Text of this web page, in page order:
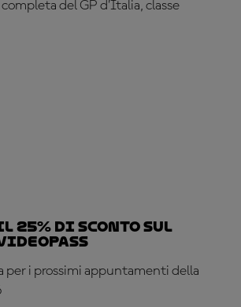
completa del GP d’Italia, classe
di sconto sul
per i prossimi appuntamenti della